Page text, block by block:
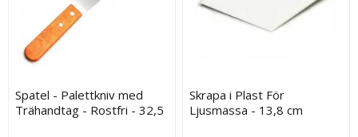
Spatel - Palettkniv med
Trähandtag - Rostfri - 32,5
Skrapa i Plast För
Ljusmassa - 13,8 cm